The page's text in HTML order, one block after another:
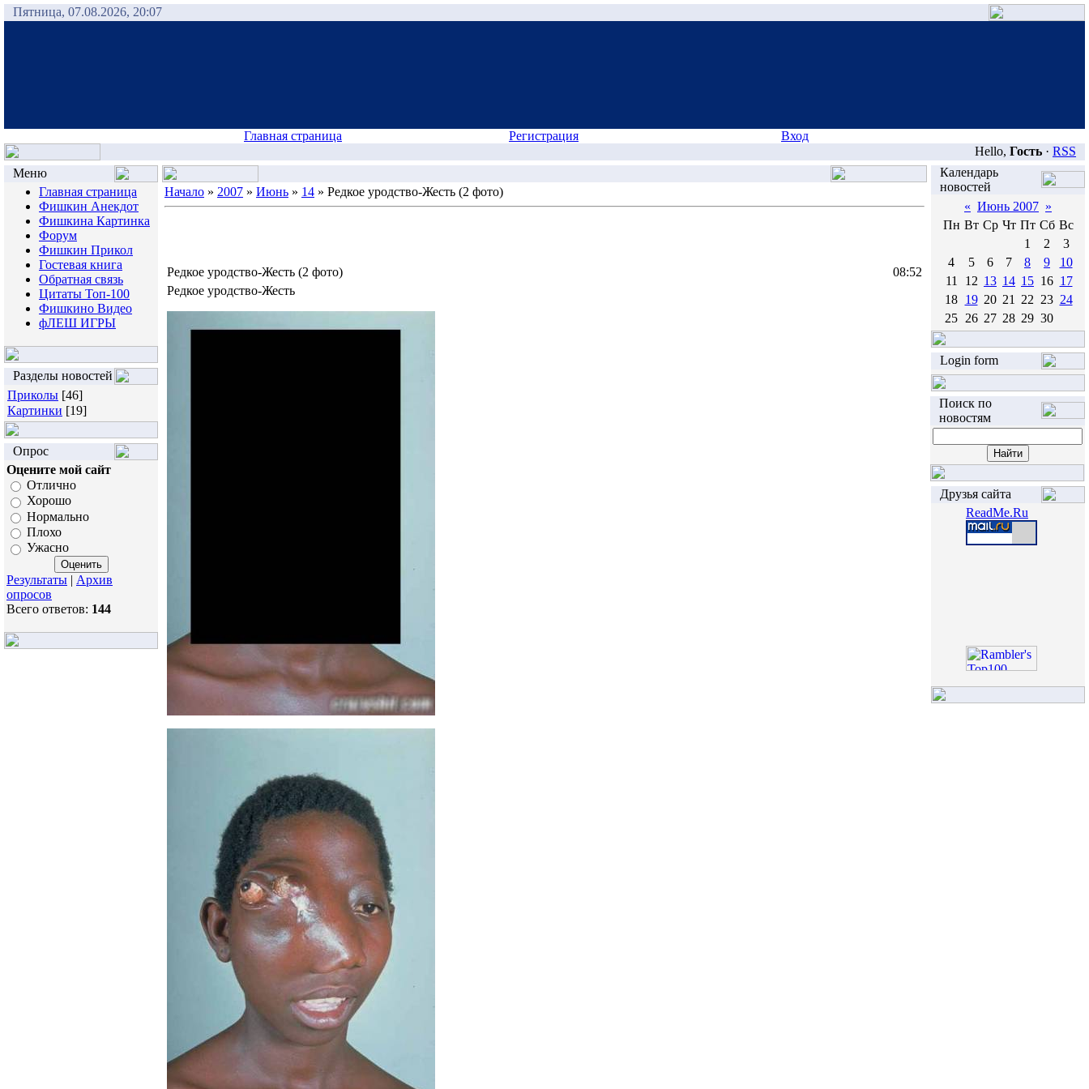
Пятница, 07.08.2026, 20:07
Главная страница Регистрация
Вход
Hello, Гость · RSS
Меню
Главная страница
Фишкин Анекдот
Фишкина Картинка
Форум
Фишкин Прикол
Гостевая книга
Обратная связь
Цитаты Топ-100
Фишкино Видео
фЛЕШ ИГРЫ
Разделы новостей
Приколы [46]
Картинки [19]
Опрос
Оцените мой сайт
Отлично
Хорошо
Нормально
Плохо
Ужасно
Результаты | Архив
опросов
Всего ответов: 144
Начало » 2007 » Июнь » 14 » Редкое уродство-Жесть (2 фото)
Редкое уродство-Жесть (2 фото)
08:52
Редкое уродство-Жесть
Календарь
новостей
« Июнь 2007 »
Пн Вт Ср Чт Пт Сб Вс
1
2
3
4
5 6 7 8 9
10
11
12 13 14 15 16 17
18 19 20 21 22 23 24
25 26 27 28 29 30
Login form
Поиск по
новостям
Друзья сайта
ReadMe.Ru